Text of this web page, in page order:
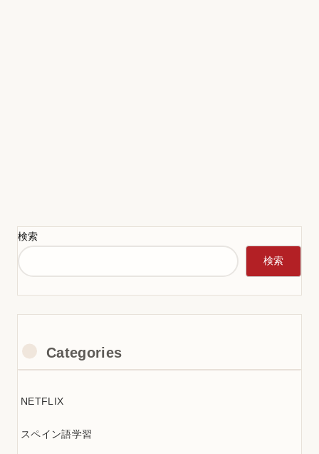
検索
検索
Categories
NETFLIX
スペイン語学習